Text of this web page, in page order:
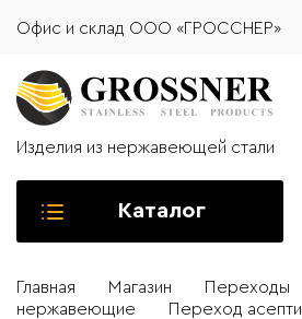
Офис и склад ООО «ГРОССНЕР»
Изделия из нержавеющей стали
Каталог
Главная Магазин
Переходы
нержавеющие
Переход